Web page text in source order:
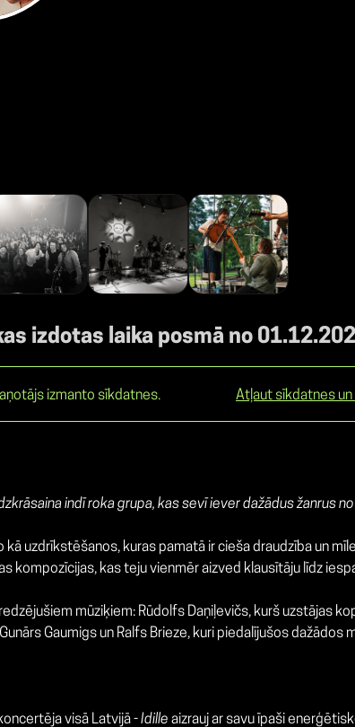
izdotas laika posmā no
izmanto sīkdatnes. Atļaut sīkdatnes
indī roka grupa, kas sevī iever dažādus žanrus
kā uzdrīkstēšanos, kuras pamatā ir cieša draudzība un
kompozīcijas, kas teju vienmēr aizved klausītāju līdz
mūziķiem: Rūdolfs Daņiļevičs, kurš uzstājas
Gaumigs un Ralfs Brieze, kuri piedalījušos dažādos
visā Latvijā -Idille aizrauj ar savu īpaši